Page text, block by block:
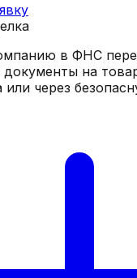
в ФНС
на
или через